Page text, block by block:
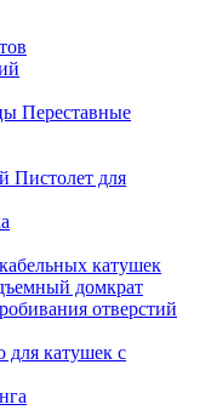
Переставные
Пистолет для
катушек
домкрат
отверстий
для катушек с